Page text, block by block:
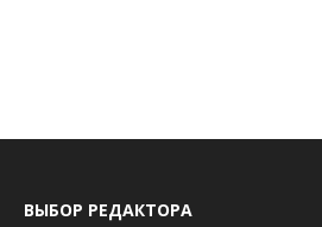
ВЫБОР РЕДАКТОРА